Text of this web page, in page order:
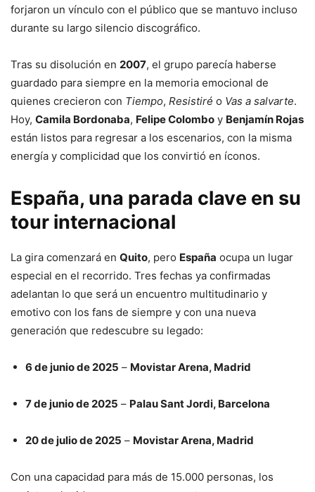
forjaron un vínculo con el público que se mantuvo incluso
durante su largo silencio discográfico.
Tras su disolución en 2007, el grupo parecía haberse
guardado para siempre en la memoria emocional de
quienes crecieron con Tiempo, Resistiré o Vas a salvarte.
Hoy, Camila Bordonaba, Felipe Colombo y Benjamín Rojas
están listos para regresar a los escenarios, con la misma
energía y complicidad que los convirtió en íconos.
España, una parada clave en su
tour internacional
La gira comenzará en Quito, pero España ocupa un lugar
especial en el recorrido. Tres fechas ya confirmadas
adelantan lo que será un encuentro multitudinario y
emotivo con los fans de siempre y con una nueva
generación que redescubre su legado:
6 de junio de 2025 – Movistar Arena, Madrid
7 de junio de 2025 – Palau Sant Jordi, Barcelona
20 de julio de 2025 – Movistar Arena, Madrid
Con una capacidad para más de 15.000 personas, los